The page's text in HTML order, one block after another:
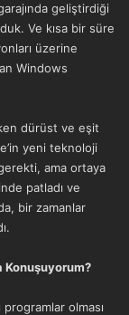
geliştirdiği
Ve kısa bir süre
üzerine
Windows
dürüst ve eşit
yeni teknoloji
ama ortaya
patladı ve
bir zamanlar
Konuşuyorum?
olması